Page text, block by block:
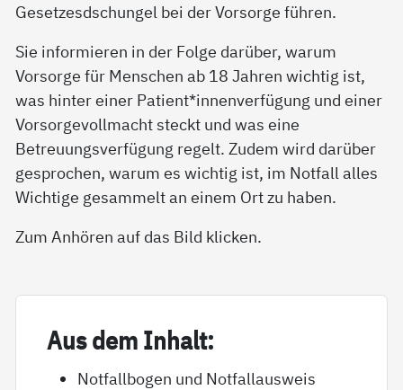
Gesetzesdschungel bei der Vorsorge führen.
Sie informieren in der Folge darüber, warum
Vorsorge für Menschen ab 18 Jahren wichtig ist,
was hinter einer Patient*innenverfügung und einer
Vorsorgevollmacht steckt und was eine
Betreuungsverfügung regelt. Zudem wird darüber
gesprochen, warum es wichtig ist, im Notfall alles
Wichtige gesammelt an einem Ort zu haben.
Zum Anhören auf das Bild klicken.
Aus dem In­halt:
Notfallbogen und Notfallausweis